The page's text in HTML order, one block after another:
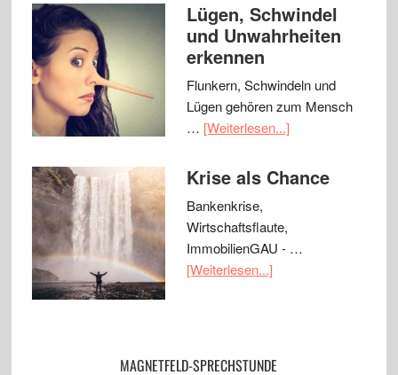
Lügen, Schwindel
und Unwahrheiten
erkennen
Flunkern, Schwindeln und
Lügen gehören zum Mensch
… [Weiterlesen...]
Krise als Chance
Bankenkrise,
Wirtschaftsflaute,
ImmobilienGAU - …
[Weiterlesen...]
MAGNETFELD-SPRECHSTUNDE